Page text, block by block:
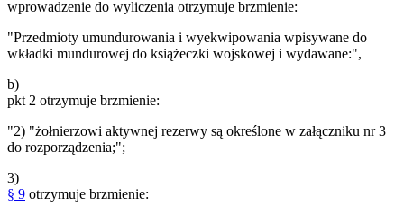
wprowadzenie do wyliczenia otrzymuje brzmienie:
"Przedmioty umundurowania i wyekwipowania wpisywane do
wkładki mundurowej do książeczki wojskowej i wydawane:",
b)
pkt 2 otrzymuje brzmienie:
"2) "żołnierzowi aktywnej rezerwy są określone w załączniku nr 3
do rozporządzenia;";
3)
§ 9 otrzymuje brzmienie: